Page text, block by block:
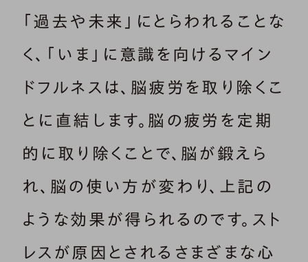
「過去や未来」にとらわれることな
く、「いま」に意識を向けるマイン
ドフルネスは、脳疲労を取り除くこ
とに直結します。脳の疲労を定期
的に取り除くことで、脳が鍛えら
れ、脳の使い方が変わり、上記の
ような効果が得られるのです。スト
レスが原因とされるさまざまな心